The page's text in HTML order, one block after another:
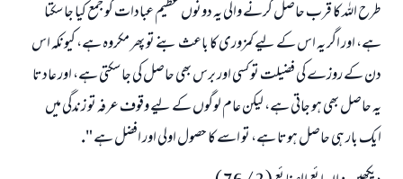
طرح اللہ كا قرب حاصل كرنے والى يہ دونوں عظيم عبادات كو جمع كيا جا سكتا
ہے، اور اگر يہ اس كے ليے كمزورى كا باعث بنے تو پھر مكروہ ہے، كيونكہ اس
دن كے روزے كى فضيلت تو كسى اور برس بھى حاصل كى جا سكتى ہے، اور عادتا
يہ حاصل بھى ہو جاتى ہے، ليكن عام لوگوں كے ليے وقوف عرفہ تو زندگى ميں
ايك بار ہى حاصل ہوتا ہے، تو اسے كا حصول اولى اور افضل ہے ".
جواب نمبر 110845 نے نکاح ٹوٹنے سے بچایا۔
امت مسلمہ کے واسطے جوابات پیش کرنے کے لیے ہماری مدد کریں